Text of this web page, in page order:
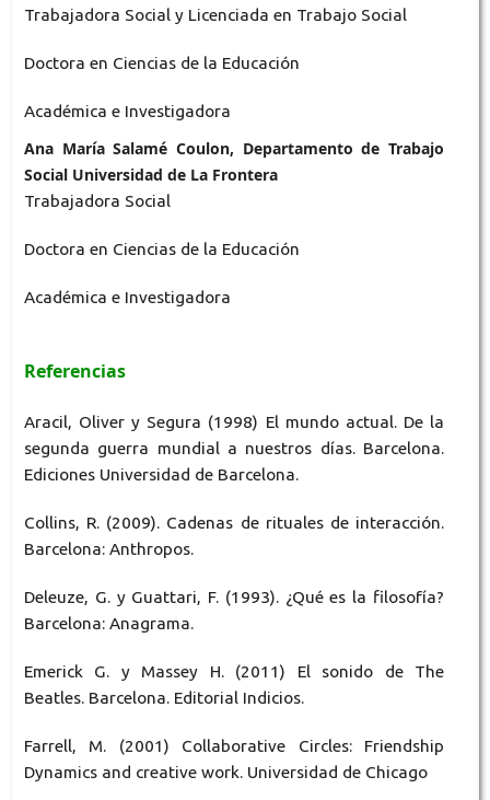
Trabajadora Social y Licenciada en Trabajo Social
Doctora en Ciencias de la Educación
Académica e Investigadora
Ana María Salamé Coulon, Departamento de Trabajo
Social Universidad de La Frontera
Trabajadora Social
Doctora en Ciencias de la Educación
Académica e Investigadora
Referencias
Aracil, Oliver y Segura (1998) El mundo actual. De la
segunda guerra mundial a nuestros días. Barcelona.
Ediciones Universidad de Barcelona.
Collins, R. (2009). Cadenas de rituales de interacción.
Barcelona: Anthropos.
Deleuze, G. y Guattari, F. (1993). ¿Qué es la filosofía?
Barcelona: Anagrama.
Emerick G. y Massey H. (2011) El sonido de The
Beatles. Barcelona. Editorial Indicios.
Farrell, M. (2001) Collaborative Circles: Friendship
Dynamics and creative work. Universidad de Chicago